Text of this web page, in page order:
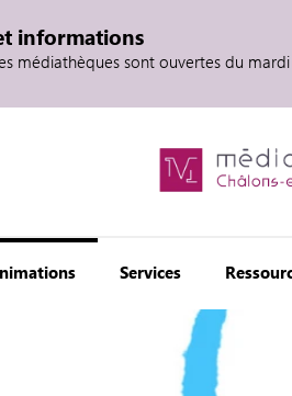
informations
médiathèques sont ouvertes du mardi
Services